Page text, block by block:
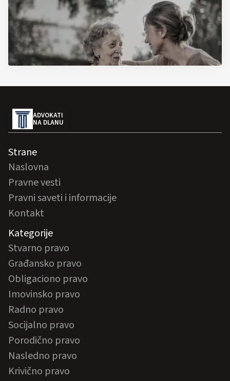
November 17, 2025
Ugovor o doživotnom izdržavanju: sve
informacije na jednom mestu
Pročitajte Artikal
ADVOKATI
NA DLANU
Strane
Naslovna
Pravne vesti
Pravni saveti i informacije
Kontakt
Kategorije
Stvarno pravo
Građansko pravo
Obligaciono pravo
Imovinsko pravo
Radno pravo
Socijalno pravo
Porodično pravo
Nasledno pravo
Krivično pravo